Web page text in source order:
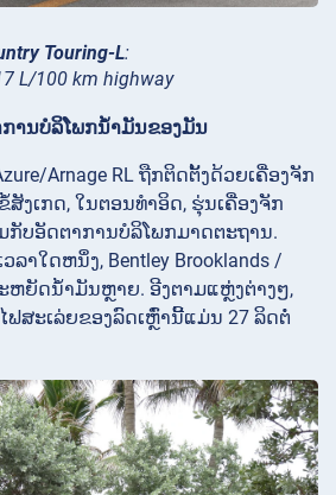
Touring-L:
L/100 km highway
ານບໍລິໂພກນໍ້າມັນຂອງມັນ
Arnage RL ຖືກຕິດຕັ້ງດ້ວຍເຄື່ອງຈັກ
ງເກດ, ໃນຕອນທໍາອິດ, ຮຸ່ນເຄື່ອງຈັກ
ກັບອັດຕາການບໍລິໂພກມາດຕະຖານ.
ລາໃດຫນຶ່ງ, Bentley Brooklands /
ະຫຍັດນໍ້າມັນຫຼາຍ. ອີງຕາມແຫຼ່ງຕ່າງໆ,
ຟສະເລ່ຍຂອງລົດເຫຼົ່ານີ້ແມ່ນ 27 ລິດຕໍ່